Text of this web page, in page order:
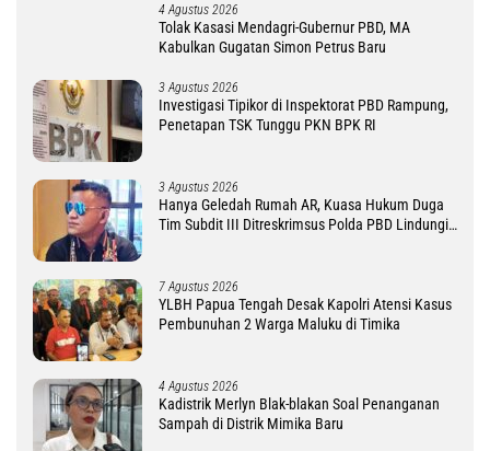
4 Agustus 2026
Tolak Kasasi Mendagri-Gubernur PBD, MA
Kabulkan Gugatan Simon Petrus Baru
3 Agustus 2026
Investigasi Tipikor di Inspektorat PBD Rampung,
Penetapan TSK Tunggu PKN BPK RI
3 Agustus 2026
Hanya Geledah Rumah AR, Kuasa Hukum Duga
Tim Subdit III Ditreskrimsus Polda PBD Lindungi
7 Agustus 2026
YLBH Papua Tengah Desak Kapolri Atensi Kasus
Pembunuhan 2 Warga Maluku di Timika
4 Agustus 2026
Kadistrik Merlyn Blak-blakan Soal Penanganan
Sampah di Distrik Mimika Baru